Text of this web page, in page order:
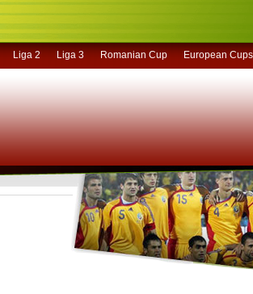
Liga 2 Liga 3 Romanian Cup European Cups